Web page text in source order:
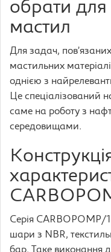
обрати
мастил
Для задач,
мастильних
однією з
Це спеціалізований
саме на роботу з
середовищами.
Серія CARBOPOMP/
шари з NBR,